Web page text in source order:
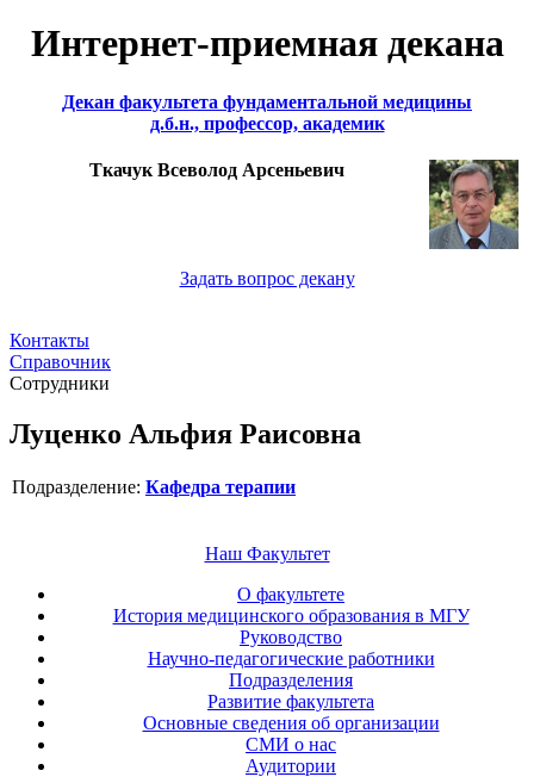
Интернет-приемная декана
Декан факультета фундаментальной медицины
д.б.н., профессор, академик
Ткачук Всеволод Арсеньевич
Задать вопрос декану
Контакты
Справочник
Сотрудники
Луценко Альфия Раисовна
Подразделение: Кафедра терапии
Наш Факультет
О факультете
История медицинского образования в МГУ
Руководство
Научно-педагогические работники
Подразделения
Развитие факультета
Основные сведения об организации
СМИ о нас
Аудитории